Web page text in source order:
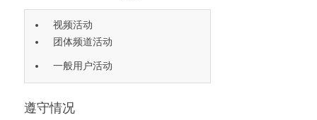
视频活动
团体频道活动
一般用户活动
遵守情况